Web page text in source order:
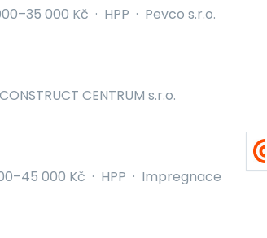
000 Kč · HPP · Pevco s.r.o.
CONSTRUCT CENTRUM s.r.o.
000 Kč · HPP · Impregnace